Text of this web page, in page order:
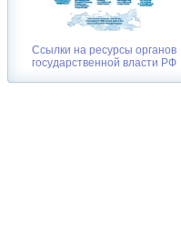
Ссылки на ресурсы органов
государственной власти РФ